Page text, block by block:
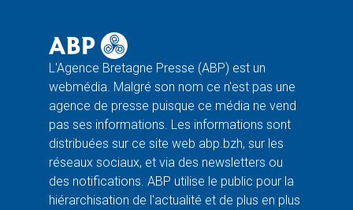
L'Agence Bretagne Presse (ABP) est un
webmédia. Malgré son nom ce n'est pas une
agence de presse puisque ce média ne vend
pas ses informations. Les informations sont
distribuées sur ce site web abp.bzh, sur les
réseaux sociaux, et via des newsletters ou
des notifications. ABP utilise le public pour la
hiérarchisation de l'actualité et de plus en plus